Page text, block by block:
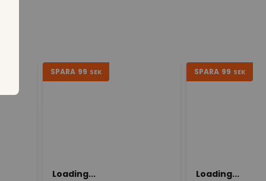
SPARA 99 SEK
Loading...
SPARA 99 SEK
Loading...